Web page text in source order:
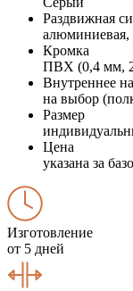
Раздвижная
Кромка
ПВХ (0,4 мм,
Внутреннее
на выбор
Размер
Цена
указана за
Изготовление
от 5 дней